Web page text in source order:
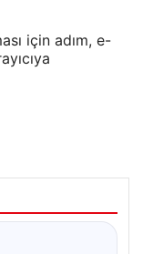
için adım, e-